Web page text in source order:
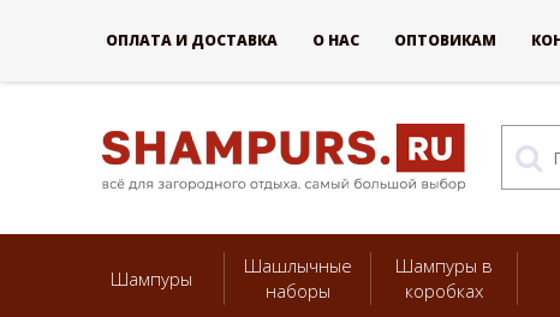
Шампуры
Шашлычные
наборы
Шампуры в
коробках
ОПЛАТА И ДОСТАВКА О НАС ОПТОВИКАМ